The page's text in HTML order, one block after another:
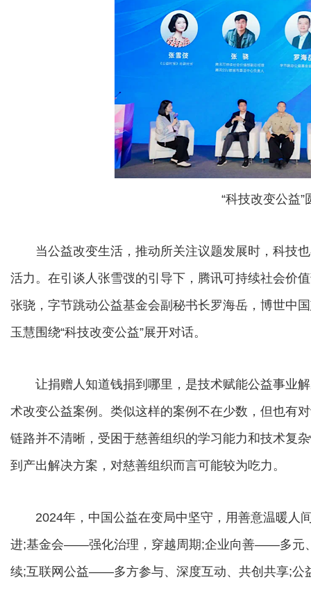
“科技改变公益”
当公益改变生活，推动所关注议题发展时，科技也
活力。在引谈人张雪弢的引导下，腾讯可持续社会价
张骁，字节跳动公益基金会副秘书长罗海岳，博世中
玉慧围绕“科技改变公益”展开对话。
让捐赠人知道钱捐到哪里，是技术赋能公益事业解
术改变公益案例。类似这样的案例不在少数，但也有
链路并不清晰，受困于慈善组织的学习能力和技术复
到产出解决方案，对慈善组织而言可能较为吃力。
2024年，中国公益在变局中坚守，用善意温暖人
进;基金会——强化治理，穿越周期;企业向善——多元
续;互联网公益——多方参与、深度互动、共创共享;